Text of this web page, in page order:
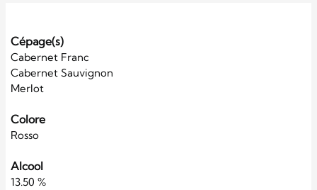
Cépage(s)
Cabernet Franc
Cabernet Sauvignon
Merlot
Colore
Rosso
Alcool
13.50 %